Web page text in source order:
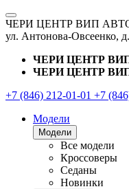
ЧЕРИ ЦЕНТР ВИП
ул. Антонова-Овсеенко,
ЧЕРИ ЦЕНТР
ЧЕРИ ЦЕНТР
+7 (846) 212-01-01 +7
Модели
Модели
Все модели
Кроссоверы
Седаны
Новинки